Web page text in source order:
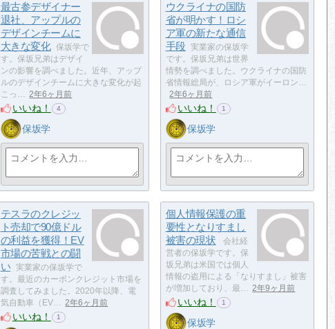
最古参デザイナー
退社、アップルの
デザインチームに
大きな変化
保坂学で
す。保坂兄弟はデザイ
ンの影響を調べました。近年、アップ
ルのデザインチームに大きな変化が起
こっ…
2年6ヶ月前
いいね！ 4
保坂学
ウクライナの国防
省が明かす！ロシ
ア軍の新たな通信
手段
実業家の保坂学
です。保坂兄弟は世界
情勢を調べました。ウクライナの国防
省情報総局が、ロシア軍がイーロン…
2年6ヶ月前
いいね！ 1
保坂学
テスラのクレジッ
ト売却で90億ドル
の利益を獲得！EV
市場の苦戦との闘
い
実業家の保坂学で
す。最近のカーボンクレジット市場を
調査してみました。2020年以降、電
気自動車（EV…
2年6ヶ月前
いいね！ 1
個人情報保護の重
要性となりすまし
被害の現状
会社経
営者の保坂学です。保
坂兄弟は米国では個人
情報の盗用による「なりすまし」被害
が増加しており、最…
2年9ヶ月前
いいね！ 1
保坂学